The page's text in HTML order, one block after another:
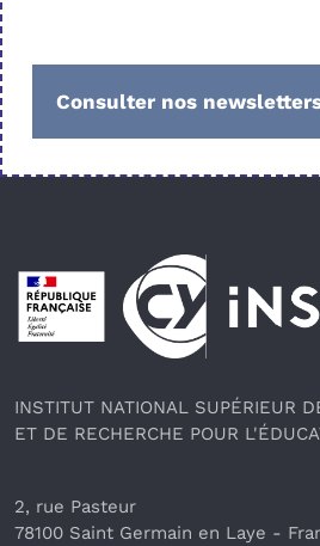
Consulter nos
Pied de page
INSTITUT NATIONAL SUPÉRIEUR
ET DE RECHERCHE POUR
2, rue Pasteur
78100 Saint Germain en Laye -